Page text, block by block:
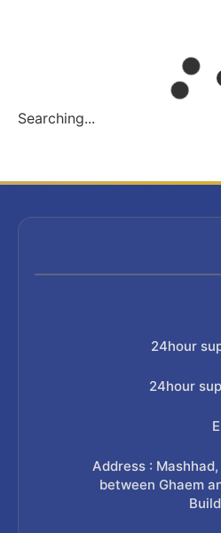
Searching...
24hour
24hour
Address :
between Ghaem